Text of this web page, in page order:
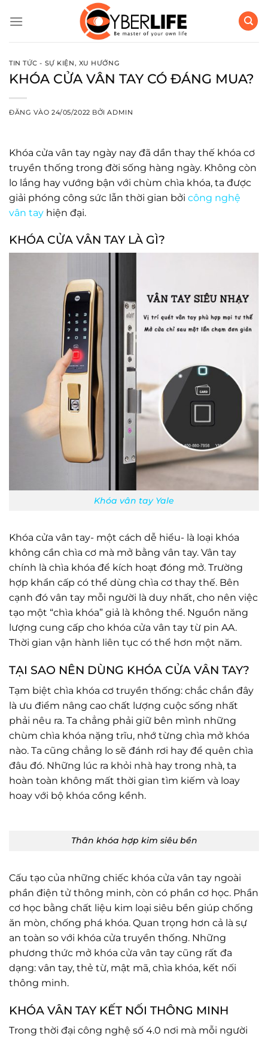
qua
TIN TỨC - SỰ KIỆN, XU HƯỚNG
KHÓA CỬA VÂN TAY CÓ ĐÁNG MUA?
ĐĂNG VÀO24/05/2022 BỞIADMIN
Khóa cửa vân tay ngày nay đã dần thay thế khóa cơ
truyền thống trong đời sống hàng ngày. Không còn
lo lắng hay vướng bận với chùm chìa khóa, ta được
giải phóng công sức lẫn thời gian bởi công nghệ
vân tay hiện đại.
KHÓA CỬA VÂN TAY LÀ GÌ?
Khóa vân tay Yale
Khóa cửa vân tay- một cách dễ hiểu- là loại khóa
không cần chìa cơ mà mở bằng vân tay. Vân tay
chính là chìa khóa để kích hoạt đóng mở. Trường
hợp khẩn cấp có thể dùng chìa cơ thay thế. Bên
cạnh đó vân tay mỗi người là duy nhất, cho nên việc
tạo một “chìa khóa” giả là không thể. Nguồn năng
lượng cung cấp cho khóa cửa vân tay từ pin AA.
Thời gian vận hành liên tục có thể hơn một năm.
TẠI SAO NÊN DÙNG KHÓA CỬA VÂN TAY?
Tạm biệt chìa khóa cơ truyền thống: chắc chắn đây
là ưu điểm nâng cao chất lượng cuộc sống nhất
phải nêu ra. Ta chẳng phải giữ bên mình những
chùm chìa khóa nặng trĩu, nhớ từng chìa mở khóa
nào. Ta cũng chẳng lo sẽ đánh rơi hay để quên chìa
đâu đó. Những lúc ra khỏi nhà hay trong nhà, ta
hoàn toàn không mất thời gian tìm kiếm và loay
hoay với bộ khóa cồng kềnh.
Thân khóa hợp kim siêu bền
Cấu tạo của những chiếc khóa cửa vân tay ngoài
phần điện tử thông minh, còn có phần cơ học. Phần
cơ học bằng chất liệu kim loại siêu bền giúp chống
ăn mòn, chống phá khóa. Quan trọng hơn cả là sự
an toàn so với khóa cửa truyền thống. Những
phương thức mở khóa cửa vân tay cũng rất đa
dạng: vân tay, thẻ từ, mật mã, chìa khóa, kết nối
thông minh.
KHÓA VÂN TAY KẾT NỐI THÔNG MINH
Trong thời đại công nghệ số 4.0 nơi mà mỗi người